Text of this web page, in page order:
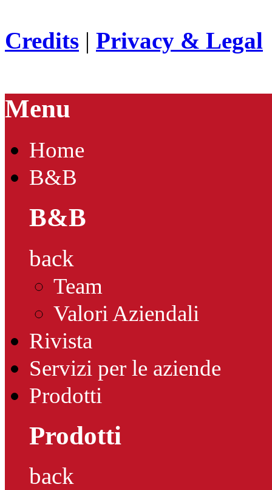
Credits | Privacy & Legal
Menu
Home
B&B
B&B
back
Team
Valori Aziendali
Rivista
Servizi per le aziende
Prodotti
Prodotti
back